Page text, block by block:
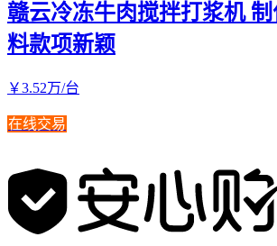
赣云冷冻牛肉搅拌打浆机
料款项新颖
￥3.52万/台
在线交易